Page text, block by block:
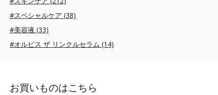
#スペシャルケア (38)
#美容液 (33)
#オルビス ザ リンクルセラム (14)
お買いものはこちら